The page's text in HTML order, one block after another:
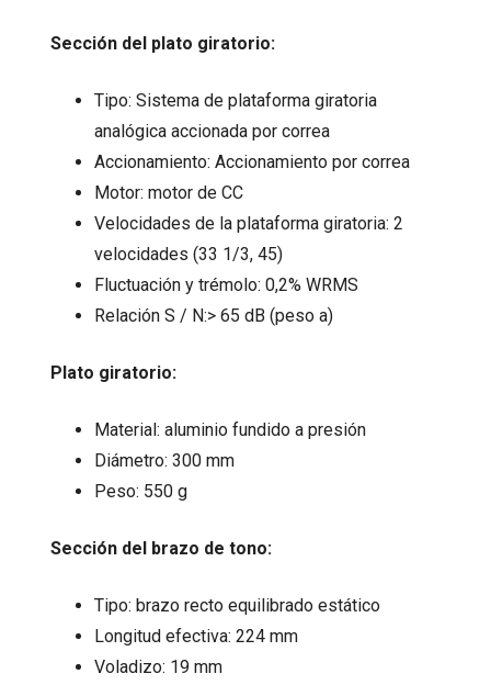
Sección del plato giratorio:
Tipo: Sistema de plataforma giratoria
analógica accionada por correa
Accionamiento: Accionamiento por correa
Motor: motor de CC
Velocidades de la plataforma giratoria: 2
velocidades (33 1/3, 45)
Fluctuación y trémolo: 0,2% WRMS
Relación S / N:> 65 dB (peso a)
Plato giratorio:
Material: aluminio fundido a presión
Diámetro: 300 mm
Peso: 550 g
Sección del brazo de tono:
Tipo: brazo recto equilibrado estático
Longitud efectiva: 224 mm
Voladizo: 19 mm